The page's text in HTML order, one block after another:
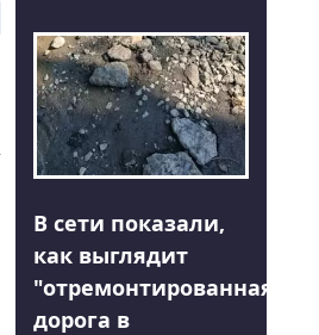
В сети показали,
как выглядит
"отремонтированная"
дорога в